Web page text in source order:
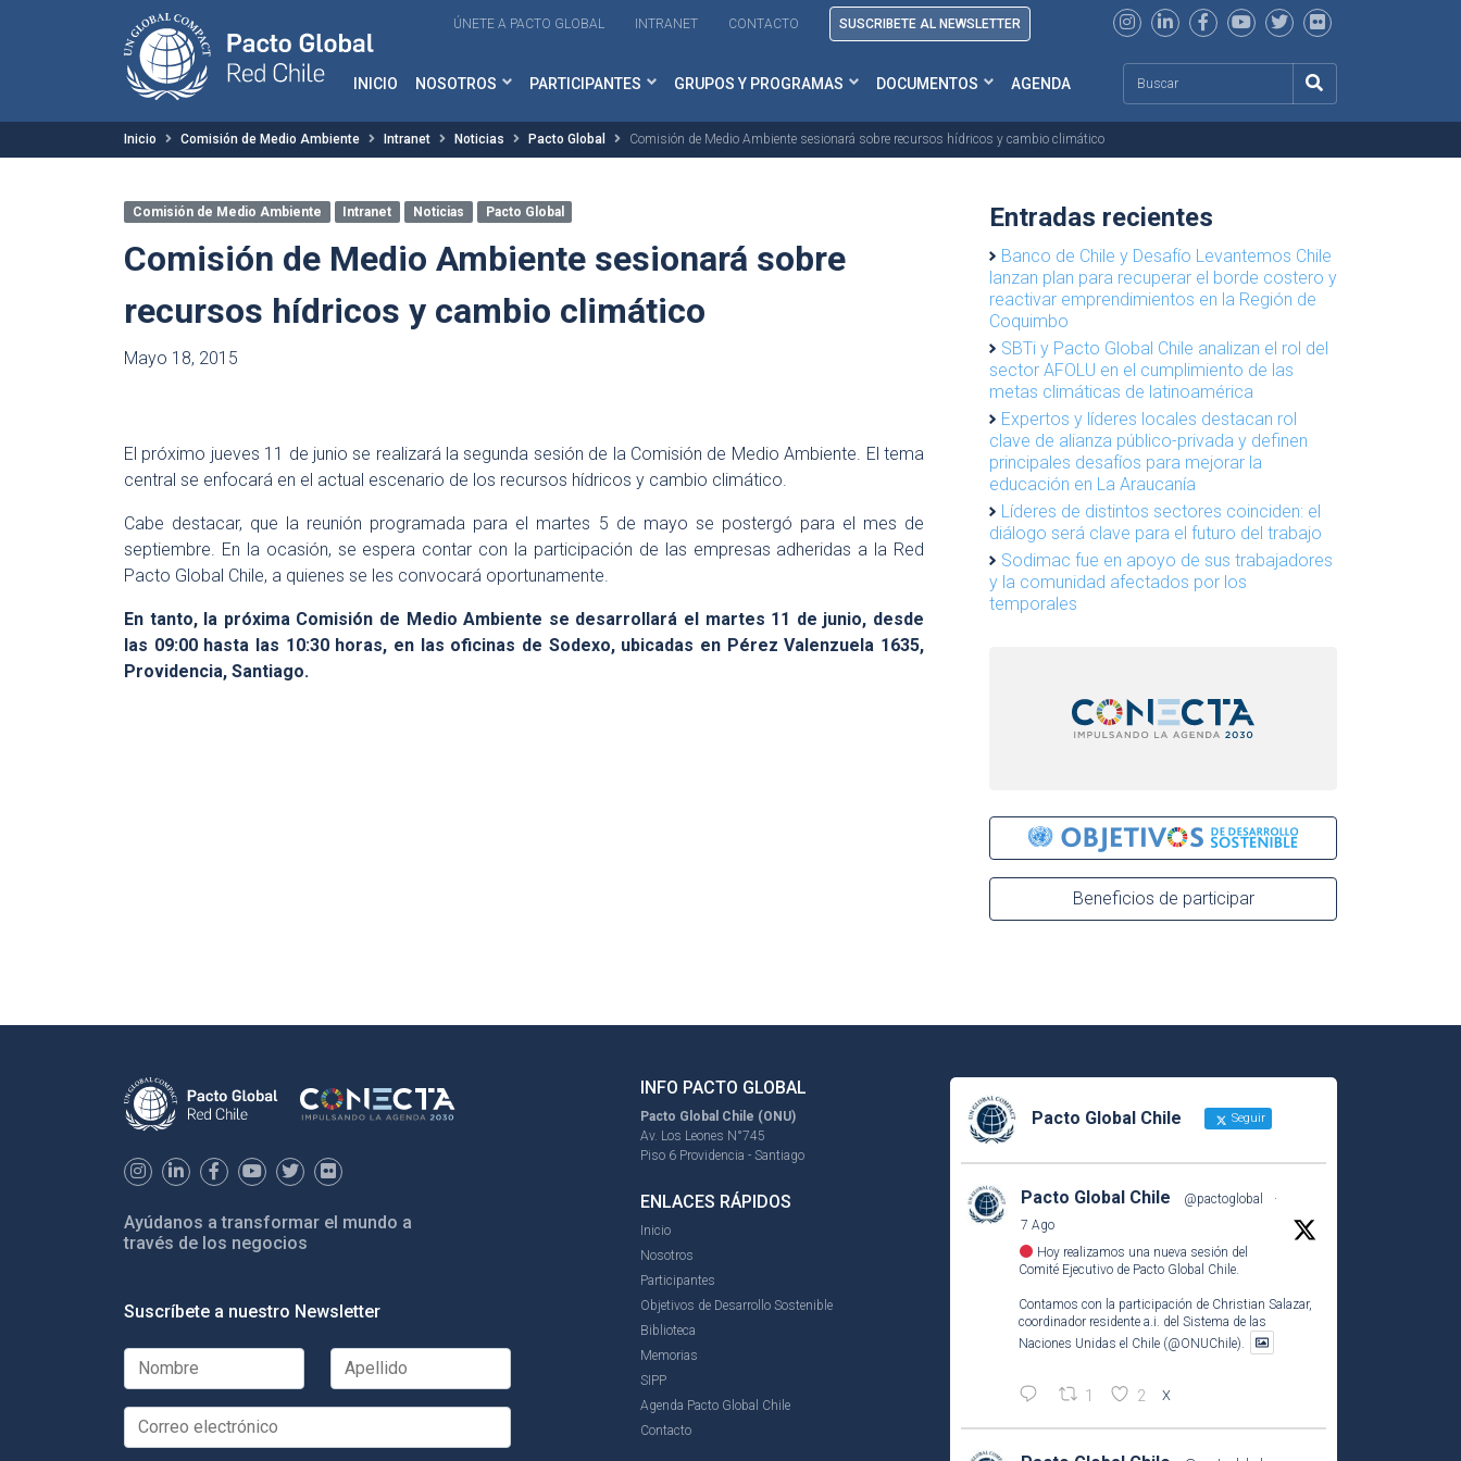
ÚNETE A PACTO GLOBAL INTRANET CONTACTO SUSCRIBETE AL NEWSLETTER
INICIO NOSOTROS PARTICIPANTES GRUPOS Y PROGRAMAS DOCUMENTOS AGENDA
Inicio Comisión de Medio Ambiente Intranet Noticias Pacto Global Comisión de Medio Ambiente sesionará sobre recursos hídricos y cambio climático
Comisión de Medio Ambiente Intranet Noticias Pacto Global
Comisión de Medio Ambiente sesionará sobre
recursos hídricos y cambio climático
Mayo 18, 2015
El próximo jueves 11 de junio se realizará la segunda sesión de la Comisión de Medio Ambiente. El tema
central se enfocará en el actual escenario de los recursos hídricos y cambio climático.
Cabe destacar, que la reunión programada para el martes 5 de mayo se postergó para el mes de
septiembre. En la ocasión, se espera contar con la participación de las empresas adheridas a la Red
Pacto Global Chile, a quienes se les convocará oportunamente.
En tanto, la próxima Comisión de Medio Ambiente se desarrollará el martes 11 de junio, desde
las 09:00 hasta las 10:30 horas, en las oficinas de Sodexo, ubicadas en Pérez Valenzuela 1635,
Providencia, Santiago.
Entradas recientes
Banco de Chile y Desafío Levantemos Chile
lanzan plan para recuperar el borde costero y
reactivar emprendimientos en la Región de
Coquimbo
SBTi y Pacto Global Chile analizan el rol del
sector AFOLU en el cumplimiento de las
metas climáticas de latinoamérica
Expertos y líderes locales destacan rol
clave de alianza público-privada y definen
principales desafíos para mejorar la
educación en La Araucanía
Líderes de distintos sectores coinciden: el
diálogo será clave para el futuro del trabajo
Sodimac fue en apoyo de sus trabajadores
y la comunidad afectados por los
temporales
Beneficios de participar
Ayúdanos a transformar el mundo a
través de los negocios
Suscríbete a nuestro Newsletter
INFO PACTO GLOBAL
Pacto Global Chile (ONU)
Av. Los Leones N°745
Piso 6 Providencia - Santiago
ENLACES RÁPIDOS
Inicio
Nosotros
Participantes
Objetivos de Desarrollo Sostenible
Biblioteca
Memorias
SIPP
Agenda Pacto Global Chile
Contacto
Pacto Global Chile Seguir
Pacto Global Chile @pactoglobal
·
7 Ago
Hoy realizamos una nueva sesión del
Comité Ejecutivo de Pacto Global Chile.
Contamos con la participación de Christian Salazar,
coordinador residente a.i. del Sistema de las
Naciones Unidas el Chile (@ONUChile).
1 2 X